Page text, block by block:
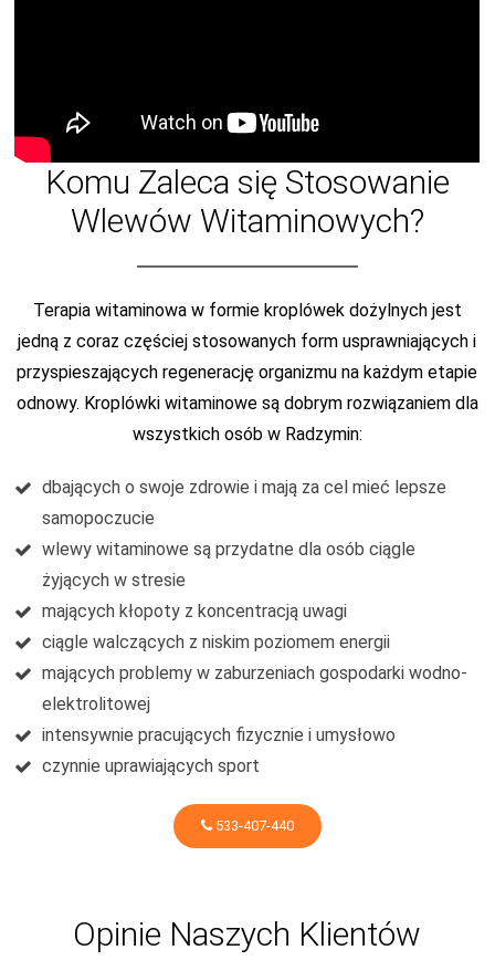
Komu Zaleca się Stosowanie
Wlewów Witaminowych?
Terapia witaminowa w formie kroplówek dożylnych jest
jedną z coraz częściej stosowanych form usprawniających i
przyspieszających regenerację organizmu na każdym etapie
odnowy. Kroplówki witaminowe są dobrym rozwiązaniem dla
wszystkich osób w Radzymin:
dbających o swoje zdrowie i mają za cel mieć lepsze
samopoczucie
wlewy witaminowe są przydatne dla osób ciągle
żyjących w stresie
mających kłopoty z koncentracją uwagi
ciągle walczących z niskim poziomem energii
mających problemy w zaburzeniach gospodarki wodno-
elektrolitowej
intensywnie pracujących fizycznie i umysłowo
czynnie uprawiających sport
533-407-440
Opinie Naszych Klientów